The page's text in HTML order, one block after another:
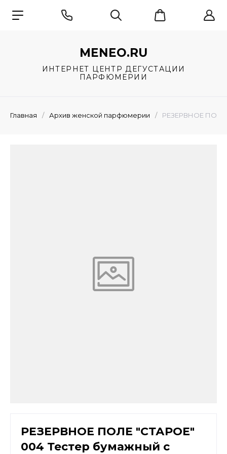
MENEO.RU
ИНТЕРНЕТ ЦЕНТР ДЕГУСТАЦИИ
ПАРФЮМЕРИИ
Главная / Архив женской парфюмерии / РЕЗЕРВНОЕ ПОЛЕ
РЕЗЕРВНОЕ ПОЛЕ "СТАРОЕ"
004 Тестер бумажный с